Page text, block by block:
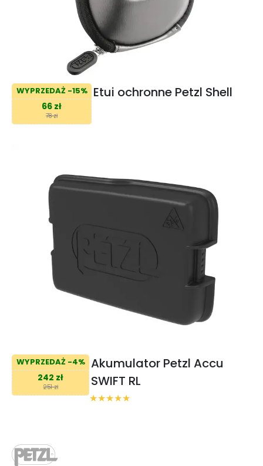
WYPRZEDAŻ -15%
66 zł
78 zł
Etui ochronne Petzl Shell
WYPRZEDAŻ -4%
242 zł
251 zł
Akumulator Petzl Accu
SWIFT RL